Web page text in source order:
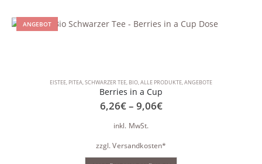
ANGEBOT
EISTEE, PITEA,SCHWARZER TEE, BIO,ALLE PRODUKTE,ANGEBOTE
Berries in a Cup
6,26€– 9,06€
inkl. MwSt.
zzgl.Versandkosten*